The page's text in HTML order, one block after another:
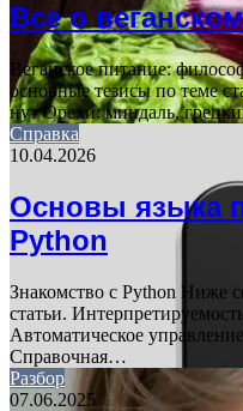
Все о
Веганское питание:
основные тезисы по теме
нут Орехи: миндаль,
Справка
10.04.2026
Основы языка
Python
Знакомство с Python Ниже
статьи.
Автоматическое
Справочная…
Разбор
07.06.2025